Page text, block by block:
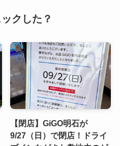
クした？
【閉店】GiGO明石が
9/27（日）で閉店！ドライ